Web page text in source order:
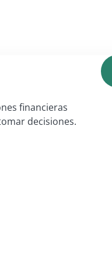
financieras
decisiones.